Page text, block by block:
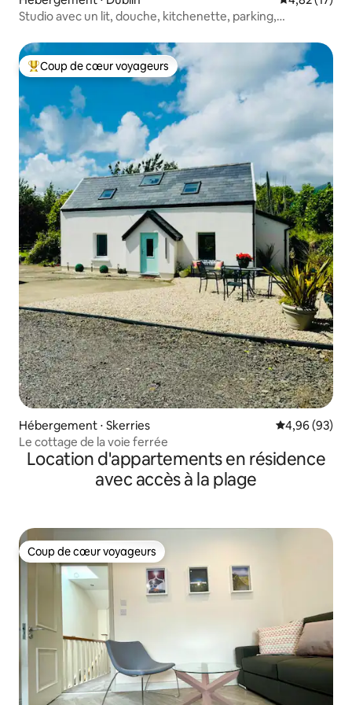
Studio avec un lit, douche, kitchenette, parking,
Coups de cœur voyageurs les plus appréciés
Coup de cœur voyageurs
Hébergement ⋅ Skerries Évaluation
4,96 (93)
Le cottage de la voie ferrée
Location d'appartements en résidence
avec accès à la plage
Coup de cœur voyageurs
Coup de cœur voyageurs